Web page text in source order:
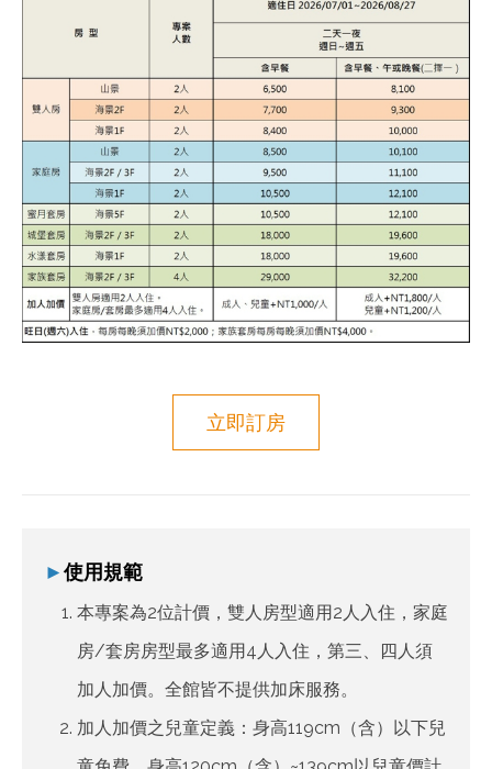
立即訂房
►使用規範
本專案為2位計價，雙人房型適用2人入住，家庭
房/套房房型最多適用4人入住，第三、四人須
加人加價。全館皆不提供加床服務。
加人加價之兒童定義：身高119cm（含）以下兒